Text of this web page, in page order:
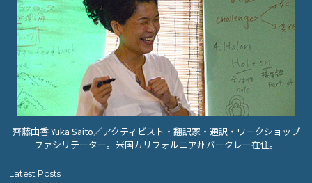
齊藤由香 Yuka Saito／アクティビスト・翻訳家・通訳・ワークショップ
ファシリテーター。米国カリフォルニア州バークレー在住。
Latest Posts